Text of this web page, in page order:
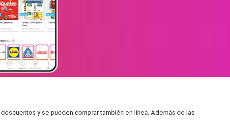
y se pueden comprar también en línea. Además de las